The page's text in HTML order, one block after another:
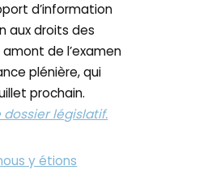
d’information
aux droits des
de l’examen
plénière, qui
prochain.
dossier législatif.
y étions